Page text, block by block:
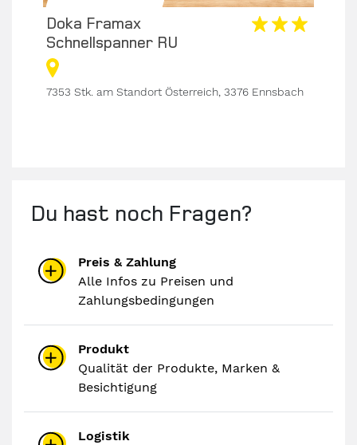
Doka Framax
Schnellspanner RU
7353 Stk. am Standort Österreich, 3376 Ennsbach
Du hast noch Fragen?
Preis & Zahlung
Alle Infos zu Preisen und
Zahlungsbedingungen
Produkt
Qualität der Produkte, Marken &
Besichtigung
Logistik